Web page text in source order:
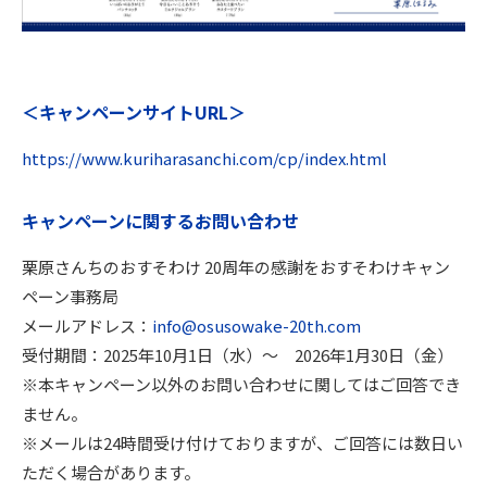
＜キャンペーンサイトURL＞
https://www.kuriharasanchi.com/cp/index.html
キャンペーンに関するお問い合わせ
栗原さんちのおすそわけ 20周年の感謝をおすそわけキャン
ペーン事務局
メールアドレス： info@osusowake-20th.com
受付期間：2025年10月1日（水）～ 2026年1月30日（金）
※本キャンペーン以外のお問い合わせに関してはご回答でき
ません。
※メールは24時間受け付けておりますが、ご回答には数日い
ただく場合があります。